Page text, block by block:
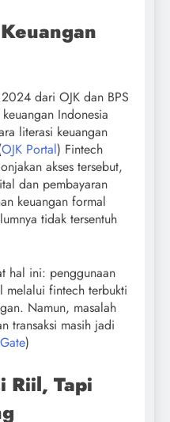
dari OJK dan BPS
Indonesia
literasi keuangan
OJK Portal) Fintech
akses tersebut,
dan pembayaran
keuangan formal
tidak tersentuh
hal ini: penggunaan
melalui fintech terbukti
Namun, masalah
transaksi masih jadi
)
Riil, Tapi